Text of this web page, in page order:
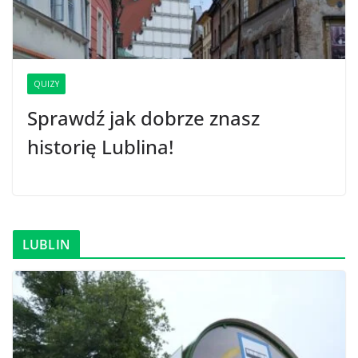
QUIZY
Sprawdź jak dobrze znasz
historię Lublina!
LUBLIN